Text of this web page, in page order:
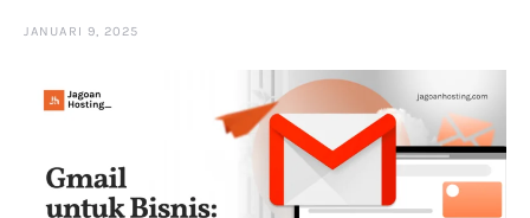
JANUARI 9, 2025